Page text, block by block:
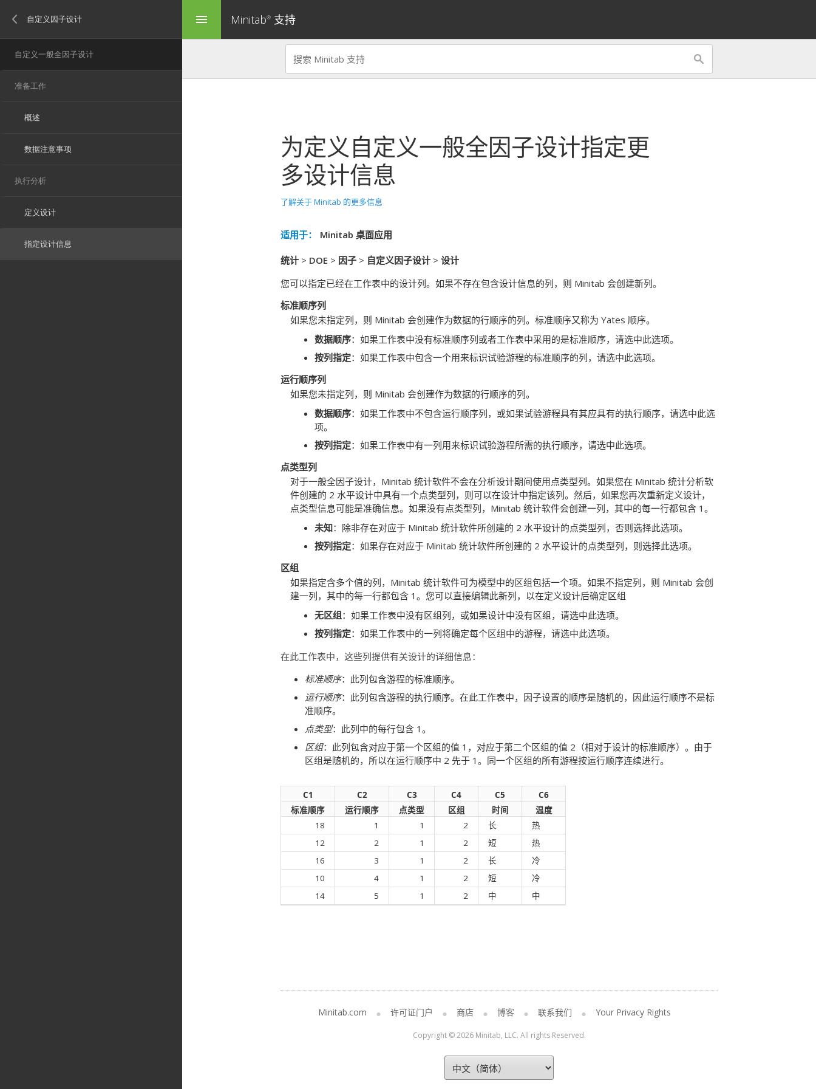
menu Minitab® 支持
为定义自定义一般全因子设计指定更
多设计信息
了解关于 Minitab 的更多信息
适用于： Minitab 桌面应用
统计 > DOE > 因子 > 自定义因子设计 > 设计
您可以指定已经在工作表中的设计列。如果不存在包含设计信息的列，则 Minitab 会创建新列。
标准顺序列
如果您未指定列，则 Minitab 会创建作为数据的行顺序的列。标准顺序又称为 Yates 顺序。
数据顺序：如果工作表中没有标准顺序列或者工作表中采用的是标准顺序，请选中此选项。
按列指定：如果工作表中包含一个用来标识试验游程的标准顺序的列，请选中此选项。
运行顺序列
如果您未指定列，则 Minitab 会创建作为数据的行顺序的列。
数据顺序：如果工作表中不包含运行顺序列，或如果试验游程具有其应具有的执行顺序，请选中此选
项。
按列指定：如果工作表中有一列用来标识试验游程所需的执行顺序，请选中此选项。
点类型列
对于一般全因子设计，Minitab 统计软件不会在分析设计期间使用点类型列。如果您在 Minitab 统计分析软
件创建的 2 水平设计中具有一个点类型列，则可以在设计中指定该列。然后，如果您再次重新定义设计，
点类型信息可能是准确信息。如果没有点类型列，Minitab 统计软件会创建一列，其中的每一行都包含 1。
未知：除非存在对应于 Minitab 统计软件所创建的 2 水平设计的点类型列，否则选择此选项。
按列指定：如果存在对应于 Minitab 统计软件所创建的 2 水平设计的点类型列，则选择此选项。
区组
如果指定含多个值的列，Minitab 统计软件可为模型中的区组包括一个项。如果不指定列，则 Minitab 会创
建一列，其中的每一行都包含 1。您可以直接编辑此新列，以在定义设计后确定区组
无区组：如果工作表中没有区组列，或如果设计中没有区组，请选中此选项。
按列指定：如果工作表中的一列将确定每个区组中的游程，请选中此选项。
在此工作表中，这些列提供有关设计的详细信息：
标准顺序：此列包含游程的标准顺序。
运行顺序：此列包含游程的执行顺序。在此工作表中，因子设置的顺序是随机的，因此运行顺序不是标
准顺序。
点类型：此列中的每行包含 1。
区组：此列包含对应于第一个区组的值 1，对应于第二个区组的值 2（相对于设计的标准顺序）。由于
区组是随机的，所以在运行顺序中 2 先于 1。同一个区组的所有游程按运行顺序连续进行。
C1 C2 C3 C4 C5
C6
标准顺序
运行顺序 点类型 区组 时间
温度
18
1 1 2 长
热
12
2 1 2 短
热
16
3 1 2 长
冷
10
4 1 2 短
冷
14
5 1 2 中 中
Minitab.com 许可证门户 商店 博客 联系我们 Your Privacy Rights
Copyright © 2026 Minitab, LLC. All rights Reserved.